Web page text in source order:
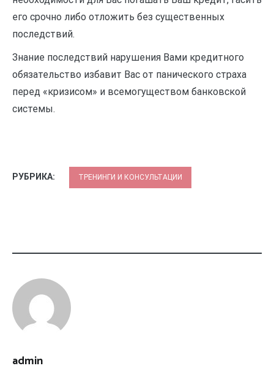
его срочно либо отложить без существенных
последствий.
Знание последствий нарушения Вами кредитного
обязательство избавит Вас от панического страха
перед «кризисом» и всемогуществом банковской
системы.
РУБРИКА: ТРЕНИНГИ И КОНСУЛЬТАЦИИ
admin